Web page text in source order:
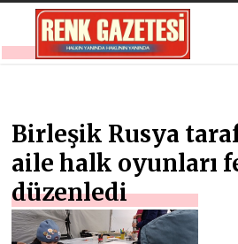
Birleşik Rusya
aile halk oyunları
düzenledi